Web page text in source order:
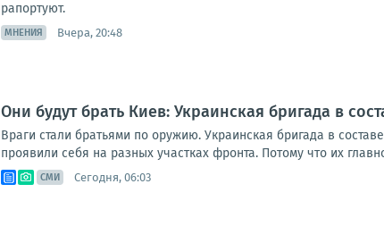
рапортуют.
МНЕНИЯ Вчера, 20:48
Они будут брать Киев: Украинская бригада в
Враги стали братьями по оружию. Украинская бригада в
проявили себя на разных участках фронта. Потому что их
СМИ Сегодня, 06:03